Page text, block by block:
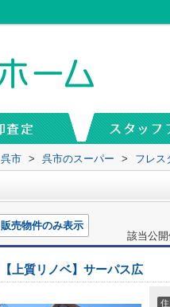
呉市 > 呉市のスーパー > フレス
販売物件のみ表示
該当公
【上質リノベ】サーパス広